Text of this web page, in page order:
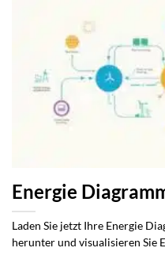
Energie
Laden Sie jetzt Ihre Energie
herunter und visualisieren Sie